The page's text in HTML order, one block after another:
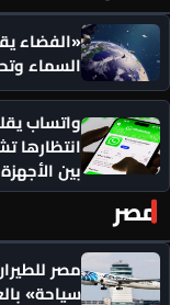
«الفضاء
السماء
انتظارها
بين الأجهزة
مصر
مصر
سياحة»